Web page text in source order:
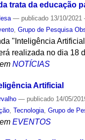
trata da educação
— publicado 13/10/2021
,Grupo de Pesquisa
"Inteligência
realizada no dia 18
NOTÍCIAS
Artificial
— publicado 14/05/
,Tecnologia ,Grupo de
EVENTOS